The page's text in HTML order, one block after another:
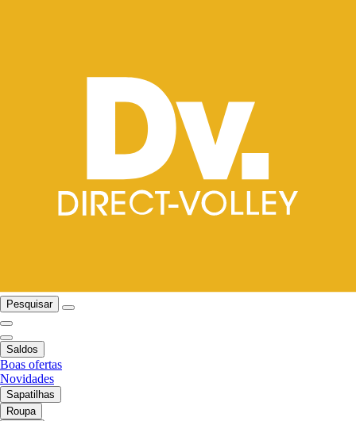
Pesquisar
Saldos
Boas ofertas
Novidades
Sapatilhas
Roupa